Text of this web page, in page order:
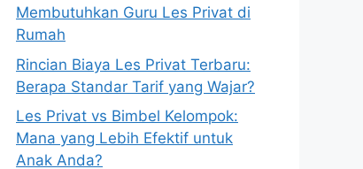
Membutuhkan Guru Les Privat di
Rumah
Rincian Biaya Les Privat Terbaru:
Berapa Standar Tarif yang Wajar?
Les Privat vs Bimbel Kelompok:
Mana yang Lebih Efektif untuk
Anak Anda?